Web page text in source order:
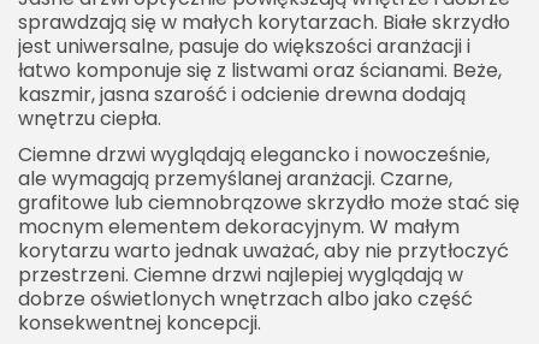
sprawdzają się w małych korytarzach. Białe skrzydło
jest uniwersalne, pasuje do większości aranżacji i
łatwo komponuje się z listwami oraz ścianami. Beże,
kaszmir, jasna szarość i odcienie drewna dodają
wnętrzu ciepła.
Ciemne drzwi wyglądają elegancko i nowocześnie,
ale wymagają przemyślanej aranżacji. Czarne,
grafitowe lub ciemnobrązowe skrzydło może stać się
mocnym elementem dekoracyjnym. W małym
korytarzu warto jednak uważać, aby nie przytłoczyć
przestrzeni. Ciemne drzwi najlepiej wyglądają w
dobrze oświetlonych wnętrzach albo jako część
konsekwentnej koncepcji.